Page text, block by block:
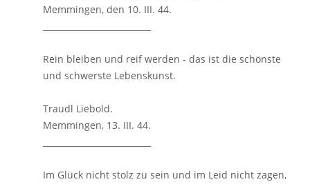
Memmingen, den 10. III. 44.
Rein bleiben und reif werden - das ist die schönste
und schwerste Lebenskunst.
Traudl Liebold.
Memmingen, 13. III. 44.
Im Glück nicht stolz zu sein und im Leid nicht zagen,